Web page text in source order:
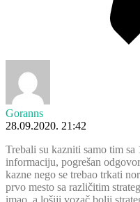
Goranns
28.09.2020. 21:42
Trebali su kazniti samo tim
informaciju, pogrešan
kazne nego se trebao trkati
prvo mesto sa različitim
imao, a lošiji vozač bolji